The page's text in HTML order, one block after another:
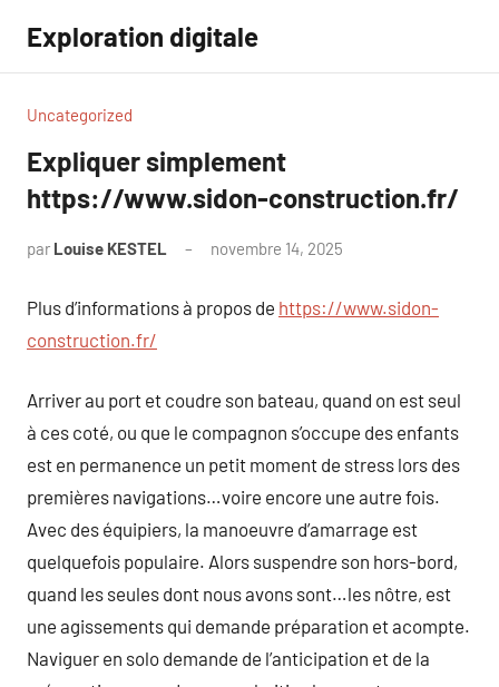
contenu
Exploration digitale
Uncategorized
Expliquer simplement
https://www.sidon-construction.fr/
par Louise KESTEL novembre 14, 2025
Plus d’informations à propos de https://www.sidon-
construction.fr/
Arriver au port et coudre son bateau, quand on est seul
à ces coté, ou que le compagnon s’occupe des enfants
est en permanence un petit moment de stress lors des
premières navigations…voire encore une autre fois.
Avec des équipiers, la manoeuvre d’amarrage est
quelquefois populaire. Alors suspendre son hors-bord,
quand les seules dont nous avons sont…les nôtre, est
une agissements qui demande préparation et acompte.
Naviguer en solo demande de l’anticipation et de la